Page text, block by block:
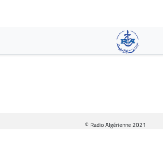
contenido
principal
© Radio Algérienne 2021